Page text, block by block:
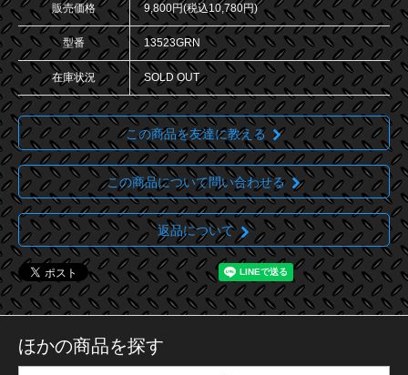
販売価格 9,800円(税込10,780円)
型番 13523GRN
在庫状況 SOLD OUT
この商品を友達に教える
この商品について問い合わせる
返品について
ほかの商品を探す